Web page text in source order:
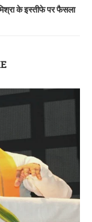
के इस्तीफे पर फैसला